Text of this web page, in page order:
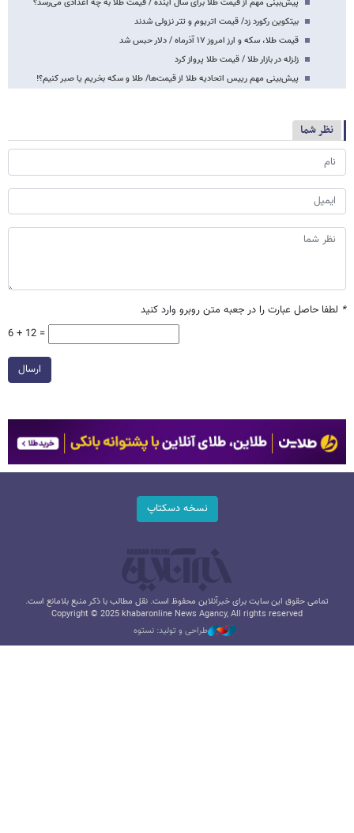
پیش‌بینی مهم از قیمت طلا برای سال آینده / قیمت طلا به چه اعدادی می‌رسد؟
بیتکوین رکورد زد/ قیمت اتریوم و تتر نزولی شدند
قیمت طلا، سکه و ارز امروز ۱۷ آذرماه / دلار حبس شد
زلزله در بازار طلا / قیمت طلا پرواز کرد
پیش‌بینی مهم رییس اتحادیه طلا از قیمت‌ها/ طلا و سکه بخریم یا صبر کنیم؟!
نظر شما
* لطفا حاصل عبارت را در جعبه متن روبرو وارد کنید
6 + 12 =
ارسال
نسخه دسکتاپ
تمامی حقوق این سایت برای خبرآنلاین محفوظ است. نقل مطالب با ذکر منبع بلامانع است.
Copyright © 2025 khabaronline News Agancy, All rights reserved
طراحی و تولید: نستوه